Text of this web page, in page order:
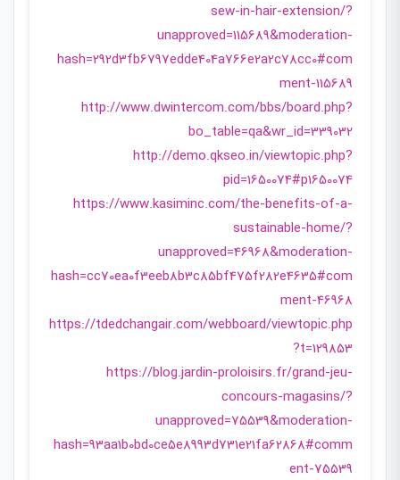
sew-in-hair-extension/?
unapproved=115689&moderation-
hash=292d3fb6797edde404a766e2a2c78cc0#com
ment-115689
http://www.dwintercom.com/bbs/board.php?
bo_table=qa&wr_id=339032
http://demo.qkseo.in/viewtopic.php?
pid=1650074#p1650074
https://www.kasiminc.com/the-benefits-of-a-
sustainable-home/?
unapproved=46968&moderation-
hash=cc70ea0f3eeb8b3c85bf475f282e4635#com
ment-46968
https://tdedchangair.com/webboard/viewtopic.php
?t=129853
https://blog.jardin-proloisirs.fr/grand-jeu-
concours-magasins/?
unapproved=75539&moderation-
hash=93aa1b0bd0ce5e8993d731e21fa62868#comm
ent-75539